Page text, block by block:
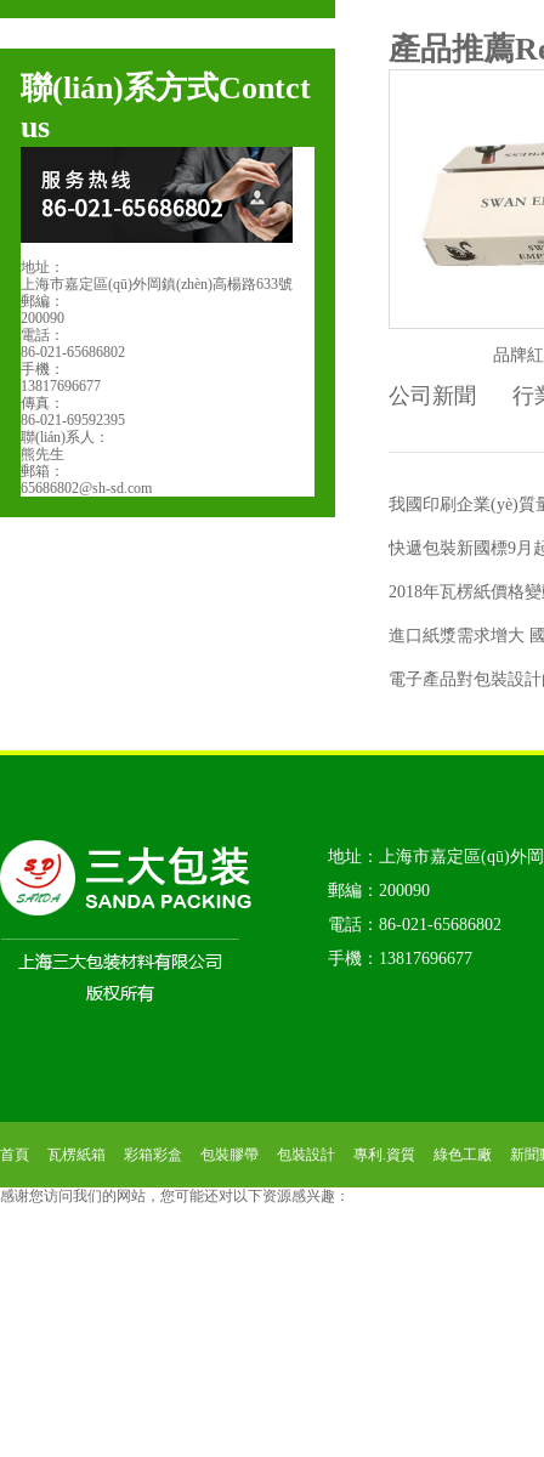
聯(lián)系方式Contct
us
地址：
上海市嘉定區(qū)外岡鎮(zhèn)高楊路633號
郵編：
200090
電話：
86-021-65686802
手機：
13817696677
傳真：
86-021-69592395
聯(lián)系人：
熊先生
郵箱：
65686802@sh-sd.com
產品推薦
品牌
公司新聞 行
我國印刷企業(yè)質
快遞包裝新國標9月
2018年瓦楞紙價格
進口紙漿需求增大
電子產品對包裝設
地址：上海市嘉定區(qū)外
郵編：200090
電話：86-021-65686802
手機：13817696677
首頁 瓦楞紙箱 彩箱彩盒 包裝膠帶 包裝設計 專利.資質 綠色工廠 新聞
感谢您访问我们的网站，您可能还对以下资源感兴趣：